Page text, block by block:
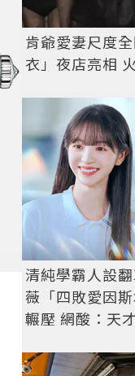
肯爺愛妻尺度
衣」夜店亮相
清純學霸人設
薇「四敗愛因
輾壓 網酸：天